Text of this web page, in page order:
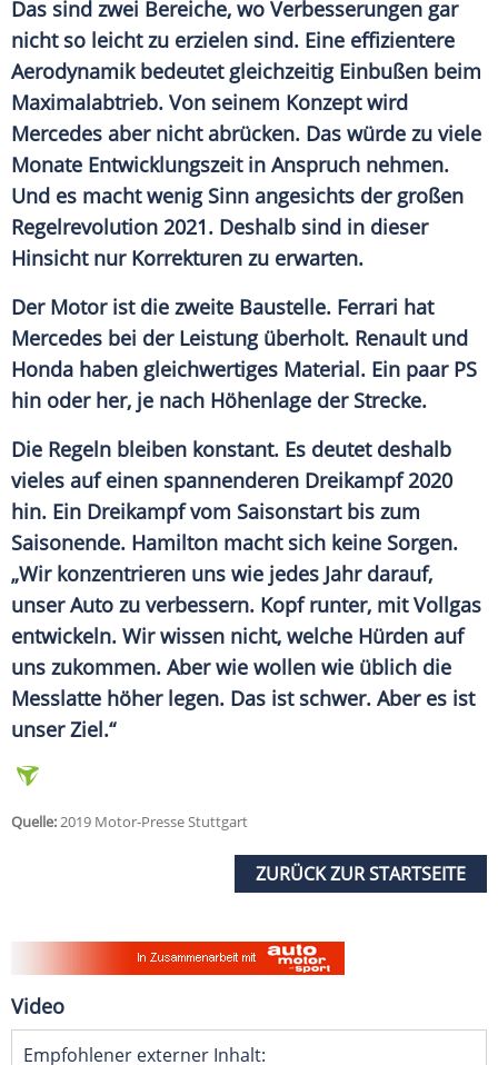
Das sind zwei Bereiche, wo Verbesserungen gar
nicht so leicht zu erzielen sind. Eine effizientere
Aerodynamikbedeutet gleichzeitig Einbußen beim
Maximalabtrieb. Von seinem Konzept wird
Mercedes aber nicht abrücken. Das würde zu viele
Monate Entwicklungszeitin Anspruch nehmen.
Und es macht wenig Sinn angesichts der großen
Regelrevolution 2021. Deshalb sind in dieser
Hinsicht nur Korrekturen zu erwarten.
Der Motor ist die zweite Baustelle. Ferrari hat
Mercedes bei der Leistung überholt. Renaultund
Honda haben gleichwertiges Material. Ein paar PS
hin oder her, je nach Höhenlage der Strecke.
Die Regeln bleiben konstant. Es deutet deshalb
vieles auf einen spannenderen Dreikampf2020
hin. Ein Dreikampfvom Saisonstart bis zum
Saisonende. Hamilton macht sich keine Sorgen.
„Wir konzentrieren uns wie jedes Jahr darauf,
unserAuto zu verbessern. Kopf runter, mit Vollgas
entwickeln. Wir wissen nicht, welche Hürden auf
uns zukommen. Aber wie wollen wie üblich die
Messlatte höher legen. Das ist schwer. Aber es ist
unser Ziel.“
Quelle:2019 Motor-Presse Stuttgart
ZURÜCK ZUR STARTSEITE
Video
Empfohlener externer Inhalt: